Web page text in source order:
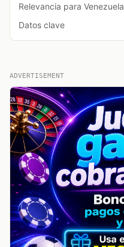
Relevancia para Venezuela
Datos clave
ADVERTISEMENT